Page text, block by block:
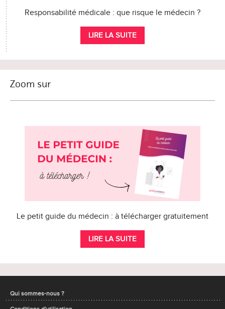
Responsabilité médicale : que risque le médecin ?
LIRE LA SUITE
Zoom sur
Le petit guide du médecin : à télécharger gratuitement
LIRE LA SUITE
Qui sommes-nous ?